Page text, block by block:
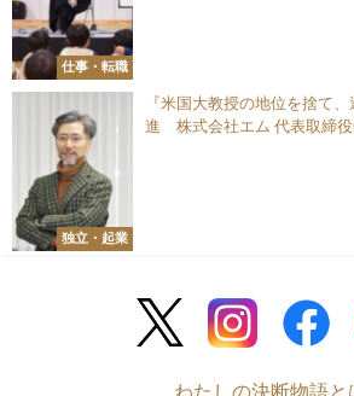
仕事・転職
独立・起業
『米国大教授の地位を捨て
進 株式会社エム 代表取締役
わたしの決断物語と